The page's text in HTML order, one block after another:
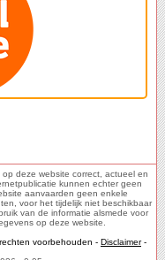
deze website correct, actueel en
kunnen echter geen
aanvaarden geen enkele
voor het tijdelijk niet beschikbaar
van de informatie alsmede voor
op deze website.
voorbehouden - Disclaimer-